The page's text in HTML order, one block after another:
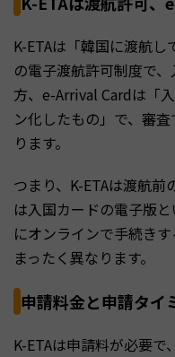
K-ETAは「韓国に渡航
の電子渡航許可制度で
方、e-Arrival Cardは「
ン化したもの」で、審
ります。
つまり、K-ETAは渡航
は入国カードの電子版
にオンラインで手続き
まったく異なります。
申請料金と申請タイ
K-ETAは申請料が必要